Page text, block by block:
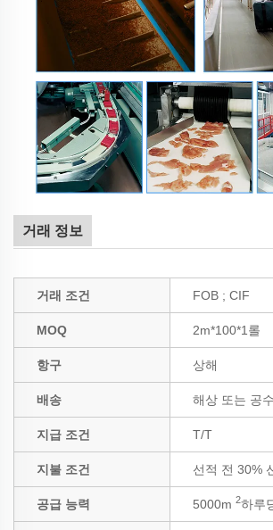
거래 정보
거래 조건 FOB ; CIF
MOQ 2m*100*1롤
항구 상해
배송 해상 또는 공
지급 조건 T/T
지불 조건 선적 전 30%
공급 능력 5000m 2하루